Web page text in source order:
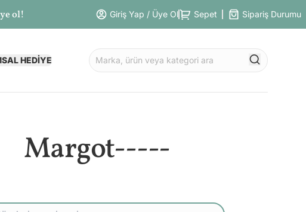
ol! Giriş Yap / Üye Ol Sepet Sipariş Durumu
HEDİYE
Margot-----